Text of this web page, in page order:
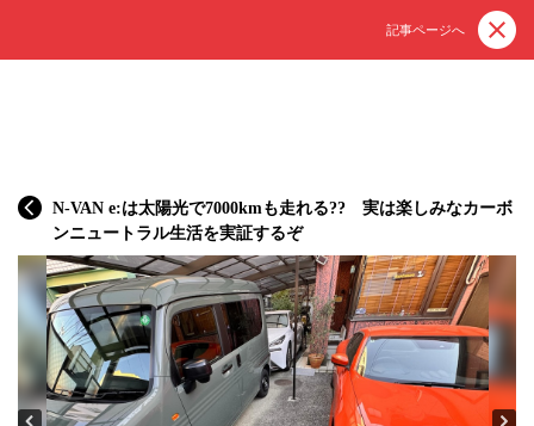
記事ページへ
N-VAN e:は太陽光で7000kmも走れる?? 実は楽しみなカーボ
ンニュートラル生活を実証するぞ